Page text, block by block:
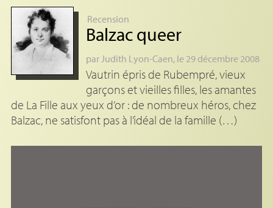
Recension
Balzac queer
par Judith Lyon-Caen, le 29 décembre 2008
Vautrin épris de Rubempré, vieux
garçons et vieilles filles, les amantes
de La Fille aux yeux d’or : de nombreux héros, chez
Balzac, ne satisfont pas à l’idéal de la famille (…)